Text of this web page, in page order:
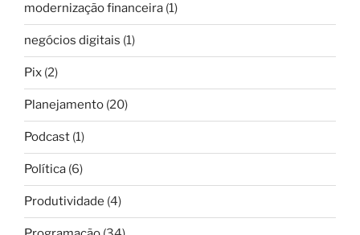
modernização financeira (1)
negócios digitais (1)
Pix (2)
Planejamento (20)
Podcast (1)
Política (6)
Produtividade (4)